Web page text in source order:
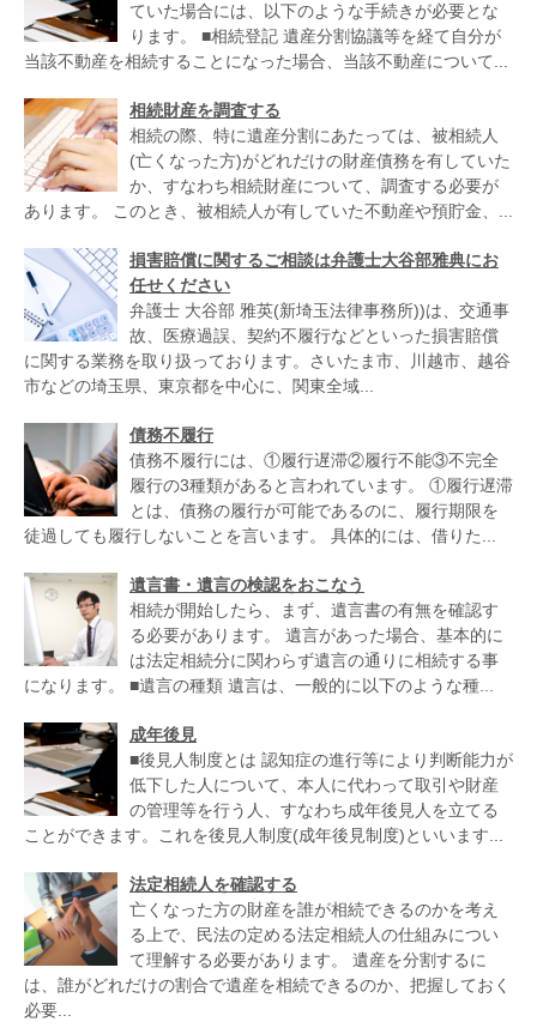
ていた場合には、以下のような手続きが必要とな
ります。 ■相続登記 遺産分割協議等を経て自分が
当該不動産を相続することになった場合、当該不動産について...
相続財産を調査する
相続の際、特に遺産分割にあたっては、被相続人
(亡くなった方)がどれだけの財産債務を有していた
か、すなわち相続財産について、調査する必要が
あります。 このとき、被相続人が有していた不動産や預貯金、...
損害賠償に関するご相談は弁護士大谷部雅典にお
任せください
弁護士 大谷部 雅英(新埼玉法律事務所))は、交通事
故、医療過誤、契約不履行などといった損害賠償
に関する業務を取り扱っております。さいたま市、川越市、越谷
市などの埼玉県、東京都を中心に、関東全域...
債務不履行
債務不履行には、①履行遅滞②履行不能③不完全
履行の3種類があると言われています。 ①履行遅滞
とは、債務の履行が可能であるのに、履行期限を
徒過しても履行しないことを言います。 具体的には、借りた...
遺言書・遺言の検認をおこなう
相続が開始したら、まず、遺言書の有無を確認す
る必要があります。 遺言があった場合、基本的に
は法定相続分に関わらず遺言の通りに相続する事
になります。 ■遺言の種類 遺言は、一般的に以下のような種...
成年後見
■後見人制度とは 認知症の進行等により判断能力が
低下した人について、本人に代わって取引や財産
の管理等を行う人、すなわち成年後見人を立てる
ことができます。これを後見人制度(成年後見制度)といいます...
法定相続人を確認する
亡くなった方の財産を誰が相続できるのかを考え
る上で、民法の定める法定相続人の仕組みについ
て理解する必要があります。 遺産を分割するに
は、誰がどれだけの割合で遺産を相続できるのか、把握しておく
必要...